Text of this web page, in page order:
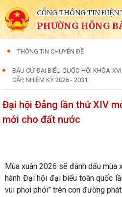
CỔNG THÔNG TIN ĐIỆN
PHƯỜNG HỒNG
THÔNG TIN CHUYÊN ĐỀ
BẦU CỬ ĐẠI BIỂU QUỐC HỘI KHÓA
CẤP, NHIỆM KỲ 2026 - 2031
Đại hội Đảng lần thứ XIV
mới cho đất nước
Mùa xuân 2026 sẽ đánh dấu
hành Đại hội đại biểu toàn quốc
vui phơi phới” trên con đường